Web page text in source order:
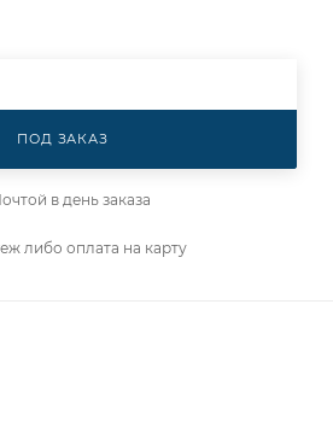
ПОД ЗАКАЗ
в день заказа
либо оплата на карту